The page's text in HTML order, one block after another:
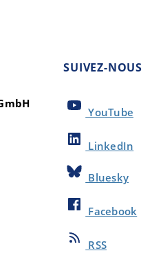
SUIVEZ-NOUS
YouTube
LinkedIn
Bluesky
Facebook
RSS